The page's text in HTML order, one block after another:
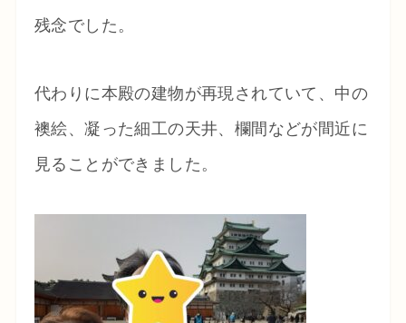
残念でした。
代わりに本殿の建物が再現されていて、中の
襖絵、凝った細工の天井、欄間などが間近に
見ることができました。